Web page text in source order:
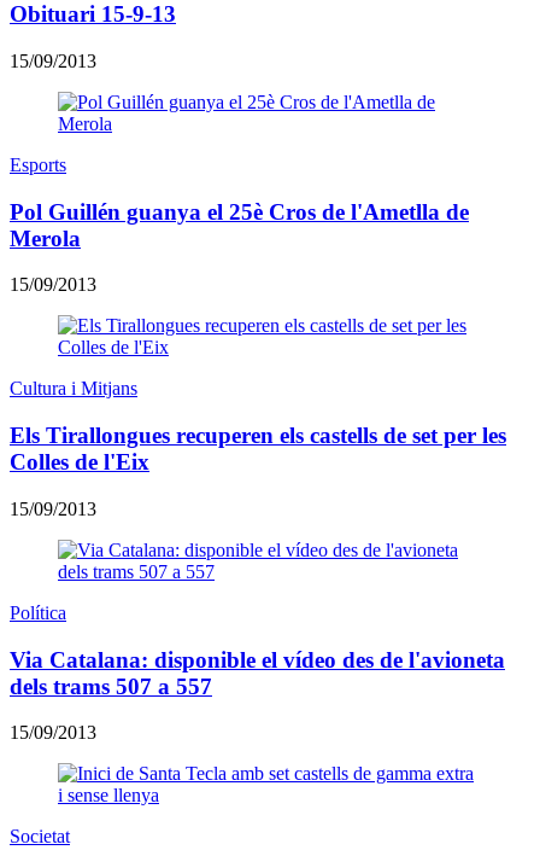
Obituari 15-9-13
15/09/2013
Esports
Pol Guillén guanya el 25è Cros de l'Ametlla de
Merola
15/09/2013
Cultura i Mitjans
Els Tirallongues recuperen els castells de set per les
Colles de l'Eix
15/09/2013
Política
Via Catalana: disponible el vídeo des de l'avioneta
dels trams 507 a 557
15/09/2013
Societat